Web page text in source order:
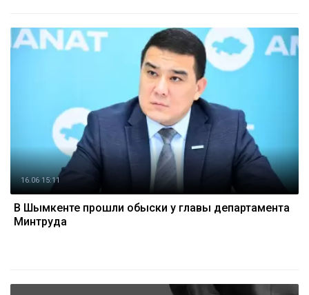
16.06 15:11
В Шымкенте прошли обыски у главы департамента
Минтруда